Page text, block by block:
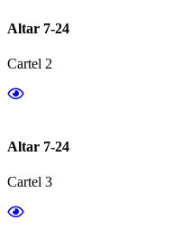
Altar 7-24
Cartel 2
Altar 7-24
Cartel 3